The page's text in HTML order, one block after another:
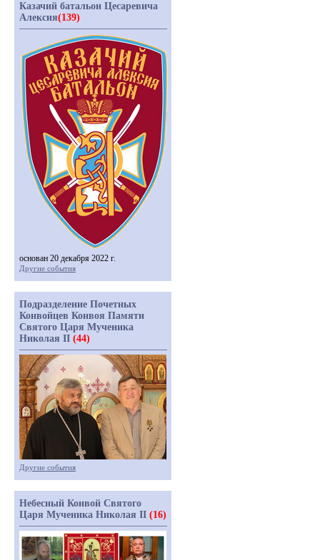
Казачий батальон Цесаревича
Алексия(139)
основан 20 декабря 2022 г.
Другие события
Подразделение Почетных
Конвойцев Конвоя Памяти
Святого Царя Мученика
Николая II (44)
Другие события
Небесный Конвой Святого
Царя Мученика Николая II (16)